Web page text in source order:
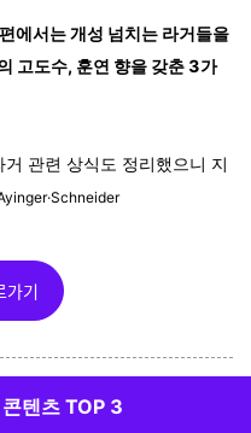
에서는 개성 넘치는 라거들을
고도수, 훈연 향을 갖춘 3가
관련 상식도 정리했으니 지
가기
텐츠 TOP 3